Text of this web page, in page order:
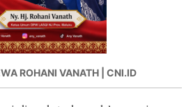
ROHANI VANATH | CNI.ID